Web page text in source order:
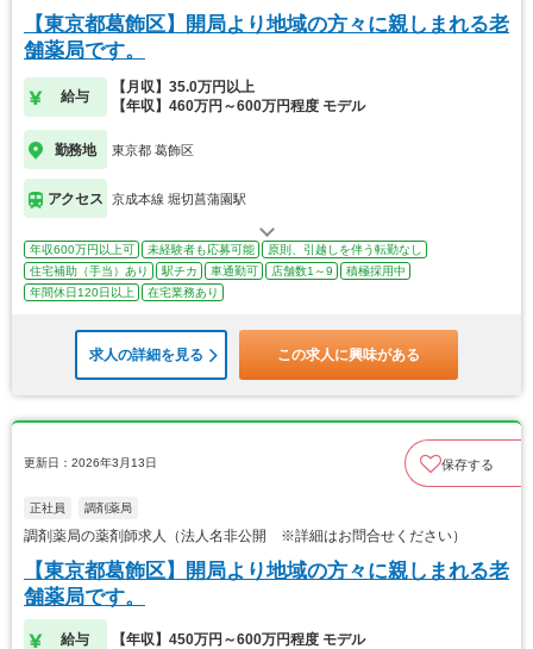
【東京都葛飾区】開局より地域の方々に親しまれる老
舗薬局です。
給与
【月収】35.0万円以上
【年収】460万円～600万円程度 モデル
勤務地 東京都 葛飾区
アクセス 京成本線 堀切菖蒲園駅
年収600万円以上可 未経験者も応募可能
原則、引越しを伴う転勤なし
住宅補助（手当）あり
駅チカ 車通勤可 店舗数1～9
積極採用中
年間休日120日以上
在宅業務あり
求人の詳細を見る この求人に興味がある
更新日：2026年3月13日 保存する
正社員 調剤薬局
調剤薬局の薬剤師求人（法人名非公開 ※詳細はお問合せください）
【東京都葛飾区】開局より地域の方々に親しまれる老
舗薬局です。
給与 【年収】450万円～600万円程度 モデル